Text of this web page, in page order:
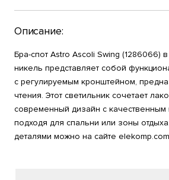
Описание:
Бра-спот Astro Ascoli Swing (1286066)
никель представляет собой
с регулируемым кронштейном,
чтения. Этот светильник сочетает
современный дизайн с качественным
подходя для спальни или зоны
деталями можно на сайте